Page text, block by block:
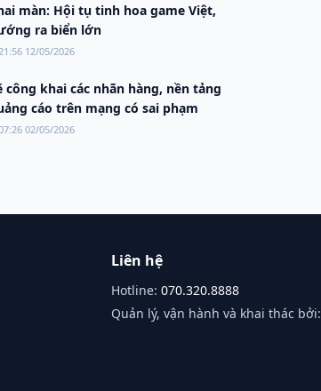
màn: Hội tụ tinh hoa game Việt,
ra biển lớn
21:56 12/05/2026
công khai các nhãn hàng, nền tảng
cáo trên mạng có sai phạm
02/05/2026
Liên hệ
Hotline: 070.320.8888
Quản lý, vận hành và khai thác bởi: